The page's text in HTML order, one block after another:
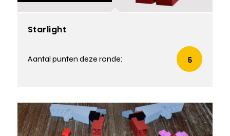
Starlight
Aantal punten deze ronde: 5